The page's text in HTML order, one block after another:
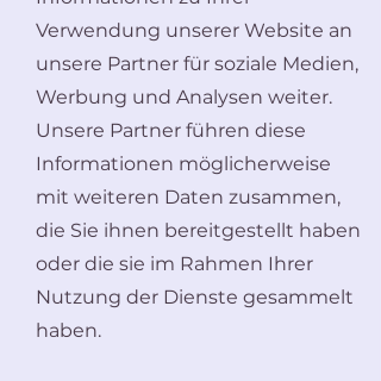
Verwendung unserer Website an
unsere Partner für soziale Medien,
Werbung und Analysen weiter.
Unsere Partner führen diese
Informationen möglicherweise
mit weiteren Daten zusammen,
die Sie ihnen bereitgestellt haben
oder die sie im Rahmen Ihrer
Nutzung der Dienste gesammelt
haben.